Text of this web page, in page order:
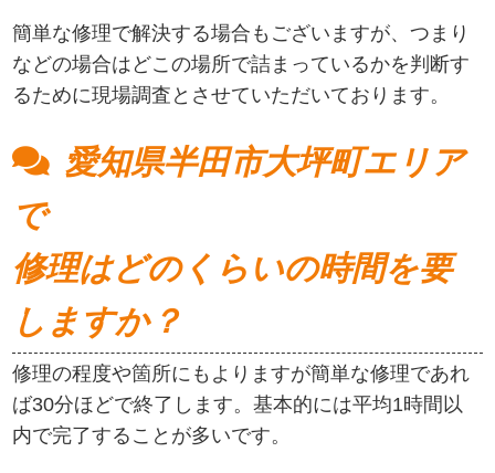
簡単な修理で解決する場合もございますが、つまり
などの場合はどこの場所で詰まっているかを判断す
るために現場調査とさせていただいております。
愛知県半田市大坪町エリア
で
修理はどのくらいの時間を要
しますか？
修理の程度や箇所にもよりますが簡単な修理であれ
ば30分ほどで終了します。基本的には平均1時間以
内で完了することが多いです。